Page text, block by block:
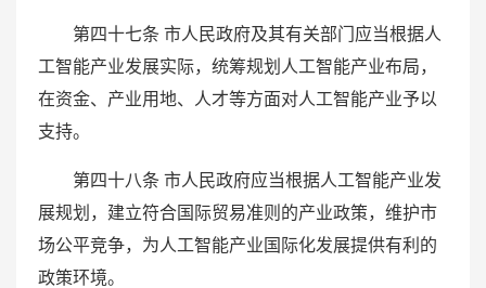
第四十七条 市人民政府及其有关部门应当根据人
工智能产业发展实际，统筹规划人工智能产业布局，
在资金、产业用地、人才等方面对人工智能产业予以
支持。
第四十八条 市人民政府应当根据人工智能产业发
展规划，建立符合国际贸易准则的产业政策，维护市
场公平竞争，为人工智能产业国际化发展提供有利的
政策环境。